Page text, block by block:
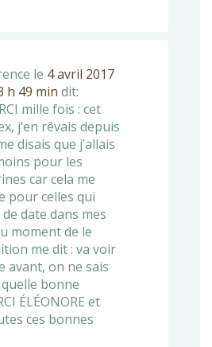
le 4 avril 2017
h 49 min dit:
mille fois : cet
j’en rêvais depuis
disais que j’allais
pour les
car cela me
pour celles qui
date dans mes
moment de le
me dit : va voir
avant, on ne sais
bonne
ÉLÉONORE et
ces bonnes